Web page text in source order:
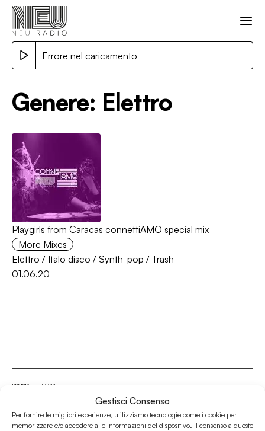
Gestisci Consenso
Per fornire le migliori esperienze, utilizziamo tecnologie come i cookie per
memorizzare e/o accedere alle informazioni del dispositivo. Il consenso a queste
Errore nel caricamento
Genere: Elettro
Playgirls from Caracas connettiAMO special mix
More Mixes
Elettro / Italo disco / Synth-pop / Trash
01.06.20
Associazione Culturale Humus